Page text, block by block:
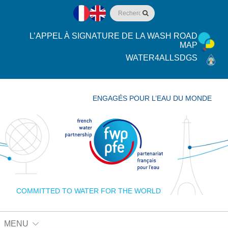
L’APPEL À SIGNATURE DE LA WASH ROAD
MAP
WATER4ALLSDGS
COMMITTED TO WATER FOR THE WORLD
ENGAGÉS POUR L’EAU DU MONDE
MENU